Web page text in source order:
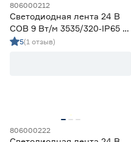
806000212
Светодиодная лента 24 В
COB 9 Вт/м 3535/320‑IP65 5
мм зеленый 5 м Geniled
5(1 отзыв)
806000222